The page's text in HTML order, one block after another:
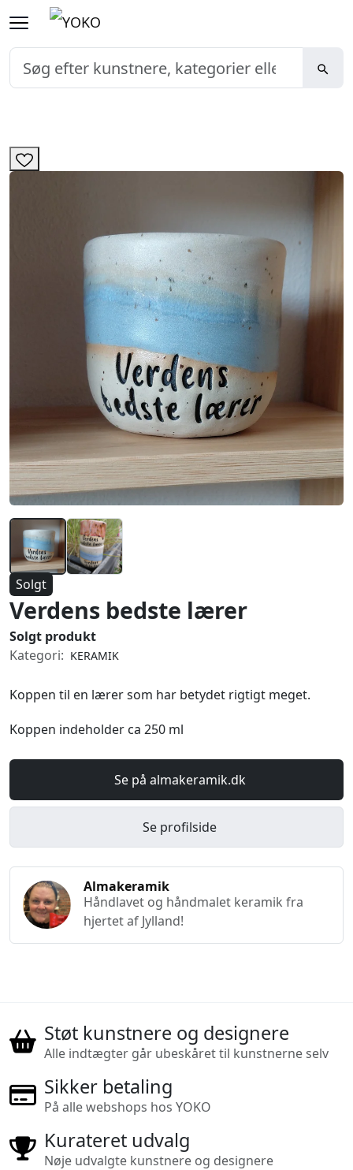
Solgt
Verdens bedste lærer
Solgt produkt
Kategori: KERAMIK
Koppen til en lærer som har betydet rigtigt meget.
Koppen indeholder ca 250 ml
Se på almakeramik.dk
Se profilside
Almakeramik
Håndlavet og håndmalet keramik fra
hjertet af Jylland!
Støt kunstnere og designere
Alle indtægter går ubeskåret til kunstnerne selv
Sikker betaling
På alle webshops hos YOKO
Kurateret udvalg
Nøje udvalgte kunstnere og designere